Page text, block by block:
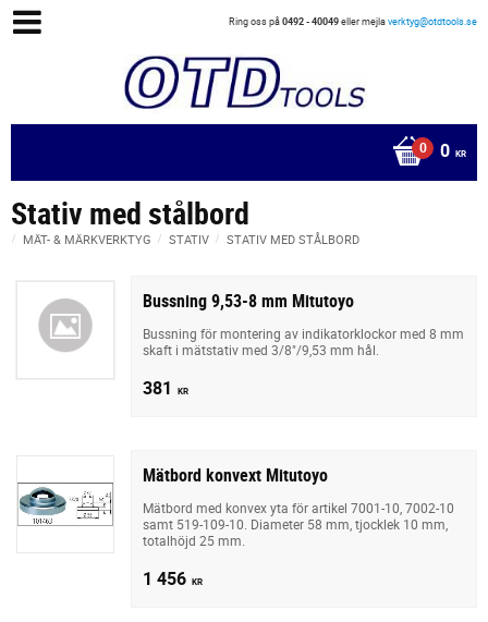
Ring oss på0492 - 40049eller mejlaverktyg@otdtools.se
0 KR
Stativ med stålbord
MÄT- & MÄRKVERKTYG STATIV STATIV MED STÅLBORD
Bussning 9,53-8 mm Mitutoyo
Bussning för montering av indikatorklockor med 8 mm
skaft i mätstativ med 3/8"/9,53 mm hål.
381 KR
Mätbord konvext Mitutoyo
Mätbord med konvex yta för artikel 7001-10, 7002-10
samt 519-109-10. Diameter 58 mm, tjocklek 10 mm,
totalhöjd 25 mm.
1 456 KR